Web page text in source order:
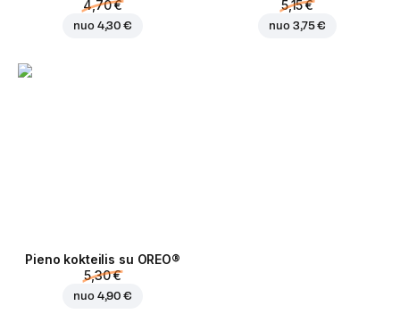
4,70 €
nuo 4,30 €
5,15 €
nuo 3,75 €
Pieno kokteilis su OREO®
5,30 €
nuo 4,90 €